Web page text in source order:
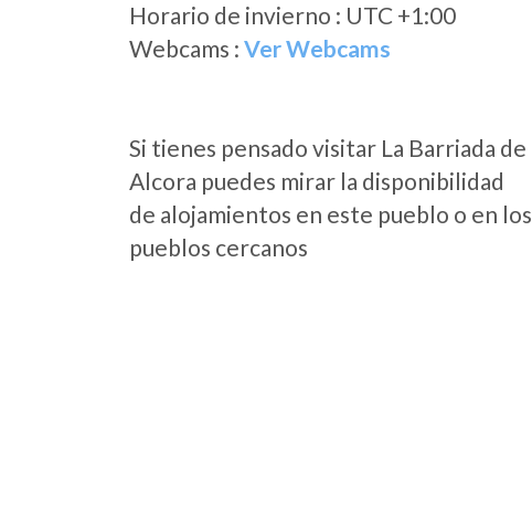
Horario de invierno : UTC +1:00
Webcams : Ver Webcams
Si tienes pensado visitar La Barriada de
Alcora puedes mirar la disponibilidad
de alojamientos en este pueblo o en los
pueblos cercanos